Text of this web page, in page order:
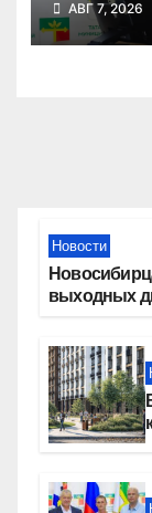
АВГ 7, 2026
Новости
выходных